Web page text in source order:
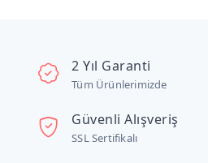
2 Yıl Garanti
Tüm Ürünlerimizde
Güvenli Alışveriş
SSL Sertifikalı